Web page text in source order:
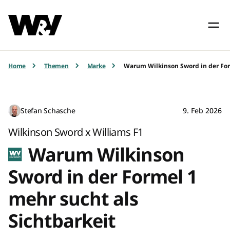
Home Themen Marke Warum Wilkinson Sword in der
Stefan Schasche 9. Feb 2026
Wilkinson Sword x Williams F1
Warum Wilkinson
Sword in der Formel 1
mehr sucht als
Sichtbarkeit